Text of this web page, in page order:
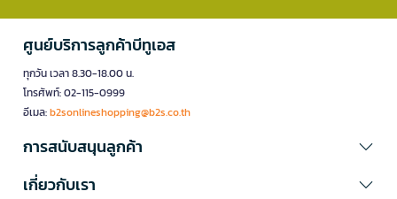
ศูนย์บริการลูกค้าบีทูเอส
ทุกวัน เวลา 8.30-18.00 น.
โทรศัพท์: 02-115-0999
อีเมล:b2sonlineshopping@b2s.co.th
การสนับสนุนลูกค้า
เกี่ยวกับเรา